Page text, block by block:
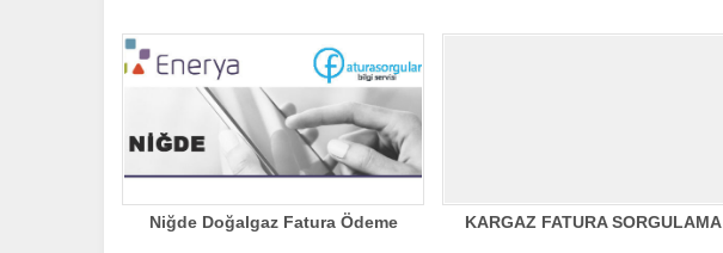
Niğde Doğalgaz Fatura Ödeme KARGAZ FATURA SORGULAMA